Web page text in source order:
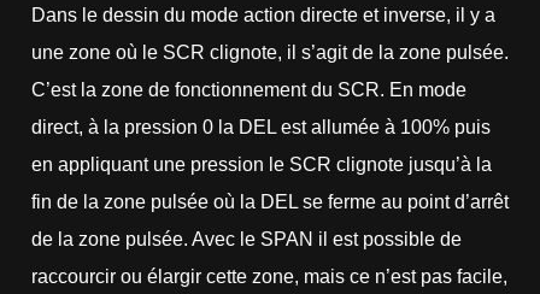
Dans le dessin du mode action directe et inverse, il y a
une zone où le SCR clignote, il s’agit de la zone pulsée.
C’est la zone de fonctionnement du SCR. En mode
direct, à la pression 0 la DEL est allumée à 100% puis
en appliquant une pression le SCR clignote jusqu’à la
fin de la zone pulsée où la DEL se ferme au point d’arrêt
de la zone pulsée. Avec le SPAN il est possible de
raccourcir ou élargir cette zone, mais ce n’est pas facile,